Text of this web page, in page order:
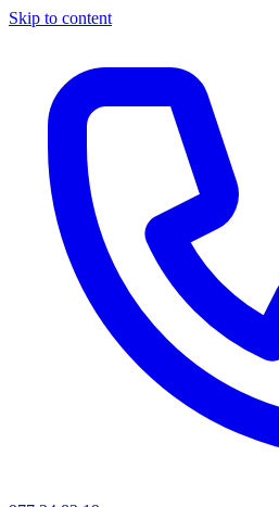
Skip to content